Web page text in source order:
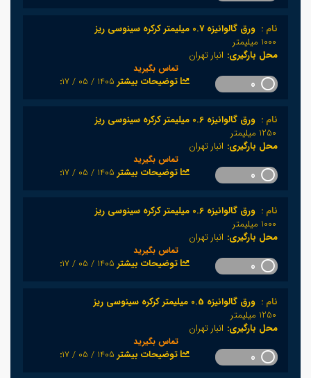
نام : ورق گالوانیزه 0.7 میلیمتر کرکره سینوسی ریز
1000 میلیمتر
محل بارگیری: انبار تهران
تماس بگیرید
:توضیحات بیشتر1405 / 05 / 17
نام : ورق گالوانیزه 0.6 میلیمتر کرکره سینوسی ریز
1250 میلیمتر
محل بارگیری: انبار تهران
تماس بگیرید
:توضیحات بیشتر1405 / 05 / 17
نام : ورق گالوانیزه 0.6 میلیمتر کرکره سینوسی ریز
1000 میلیمتر
محل بارگیری: انبار تهران
تماس بگیرید
:توضیحات بیشتر1405 / 05 / 17
نام : ورق گالوانیزه 0.5 میلیمتر کرکره سینوسی ریز
1250 میلیمتر
محل بارگیری: انبار تهران
تماس بگیرید
:توضیحات بیشتر1405 / 05 / 17